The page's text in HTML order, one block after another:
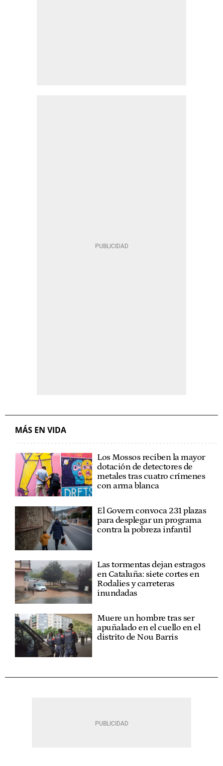
MÁS EN VIDA
Los Mossos reciben la mayor
dotación de detectores de
metales tras cuatro crímenes
con arma blanca
El Govern convoca 231 plazas
para desplegar un programa
contra la pobreza infantil
Las tormentas dejan estragos
en Cataluña: siete cortes en
Rodalies y carreteras
inundadas
Muere un hombre tras ser
apuñalado en el cuello en el
distrito de Nou Barris